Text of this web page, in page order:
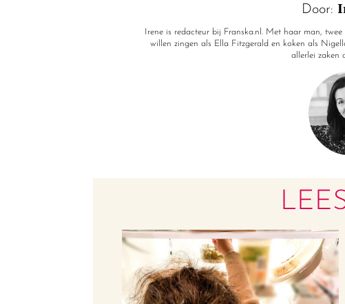
Door:
Irene is redacteur bij Franska.nl. Met haar man,
willen zingen als Ella Fitzgerald en koken als
allerlei zaken